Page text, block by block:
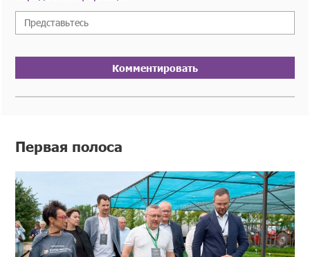
Комментировать
Первая полоса